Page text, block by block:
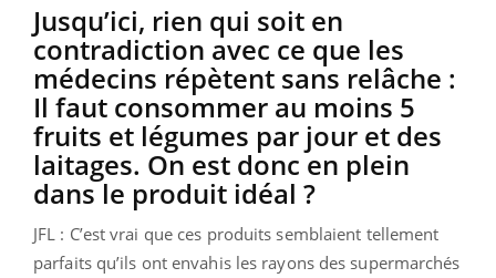
Jusqu’ici, rien qui soit en
contradiction avec ce que les
médecins répètent sans relâche :
Il faut consommer au moins 5
fruits et légumes par jour et des
laitages. On est donc en plein
dans le produit idéal ?
JFL : C’est vrai que ces produits semblaient tellement
parfaits qu’ils ont envahis les rayons des supermarchés